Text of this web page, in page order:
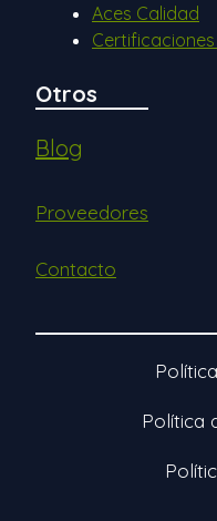
Aces Calidad
Otros
Blog
Proveedores
Contacto
Política